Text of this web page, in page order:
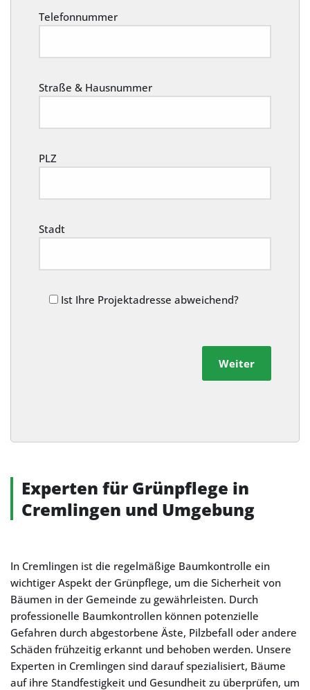
Telefonnummer
Straße & Hausnummer
PLZ
Stadt
Ist Ihre Projektadresse abweichend?
Weiter
Alternative:
Experten für Grünpflege in
Cremlingen und Umgebung
In Cremlingen ist die regelmäßige Baumkontrolle ein
wichtiger Aspekt der Grünpflege, um die Sicherheit von
Bäumen in der Gemeinde zu gewährleisten. Durch
professionelle Baumkontrollen können potenzielle
Gefahren durch abgestorbene Äste, Pilzbefall oder andere
Schäden frühzeitig erkannt und behoben werden. Unsere
Experten in Cremlingen sind darauf spezialisiert, Bäume
auf ihre Standfestigkeit und Gesundheit zu überprüfen, um